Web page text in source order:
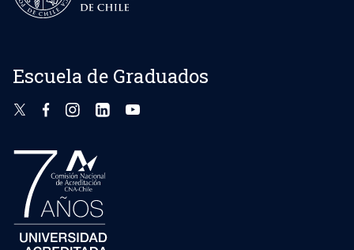
Escuela de Graduados